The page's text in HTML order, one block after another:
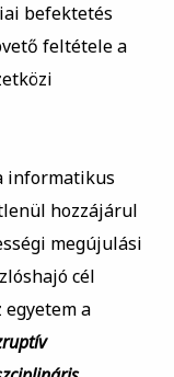
befektetés
feltétele a
informatikus
hozzájárul
megújulási
cél
a